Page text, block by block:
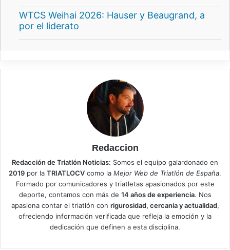
WTCS Weihai 2026: Hauser y Beaugrand, a
por el liderato
Redaccion
Redacción de Triatlón Noticias: Somos el equipo galardonado en
2019 por la TRIATLOCV como la Mejor Web de Triatlón de España.
Formado por comunicadores y triatletas apasionados por este
deporte, contamos con más de 14 años de experiencia. Nos
apasiona contar el triatlón con rigurosidad, cercanía y actualidad,
ofreciendo información verificada que refleja la emoción y la
dedicación que definen a esta disciplina.